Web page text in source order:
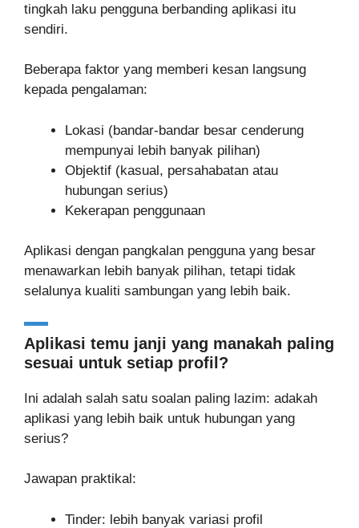
tingkah laku pengguna berbanding aplikasi itu
sendiri.
Beberapa faktor yang memberi kesan langsung
kepada pengalaman:
Lokasi (bandar-bandar besar cenderung
mempunyai lebih banyak pilihan)
Objektif (kasual, persahabatan atau
hubungan serius)
Kekerapan penggunaan
Aplikasi dengan pangkalan pengguna yang besar
menawarkan lebih banyak pilihan, tetapi tidak
selalunya kualiti sambungan yang lebih baik.
Aplikasi temu janji yang manakah paling
sesuai untuk setiap profil?
Ini adalah salah satu soalan paling lazim: adakah
aplikasi yang lebih baik untuk hubungan yang
serius?
Jawapan praktikal:
Tinder: lebih banyak variasi profil